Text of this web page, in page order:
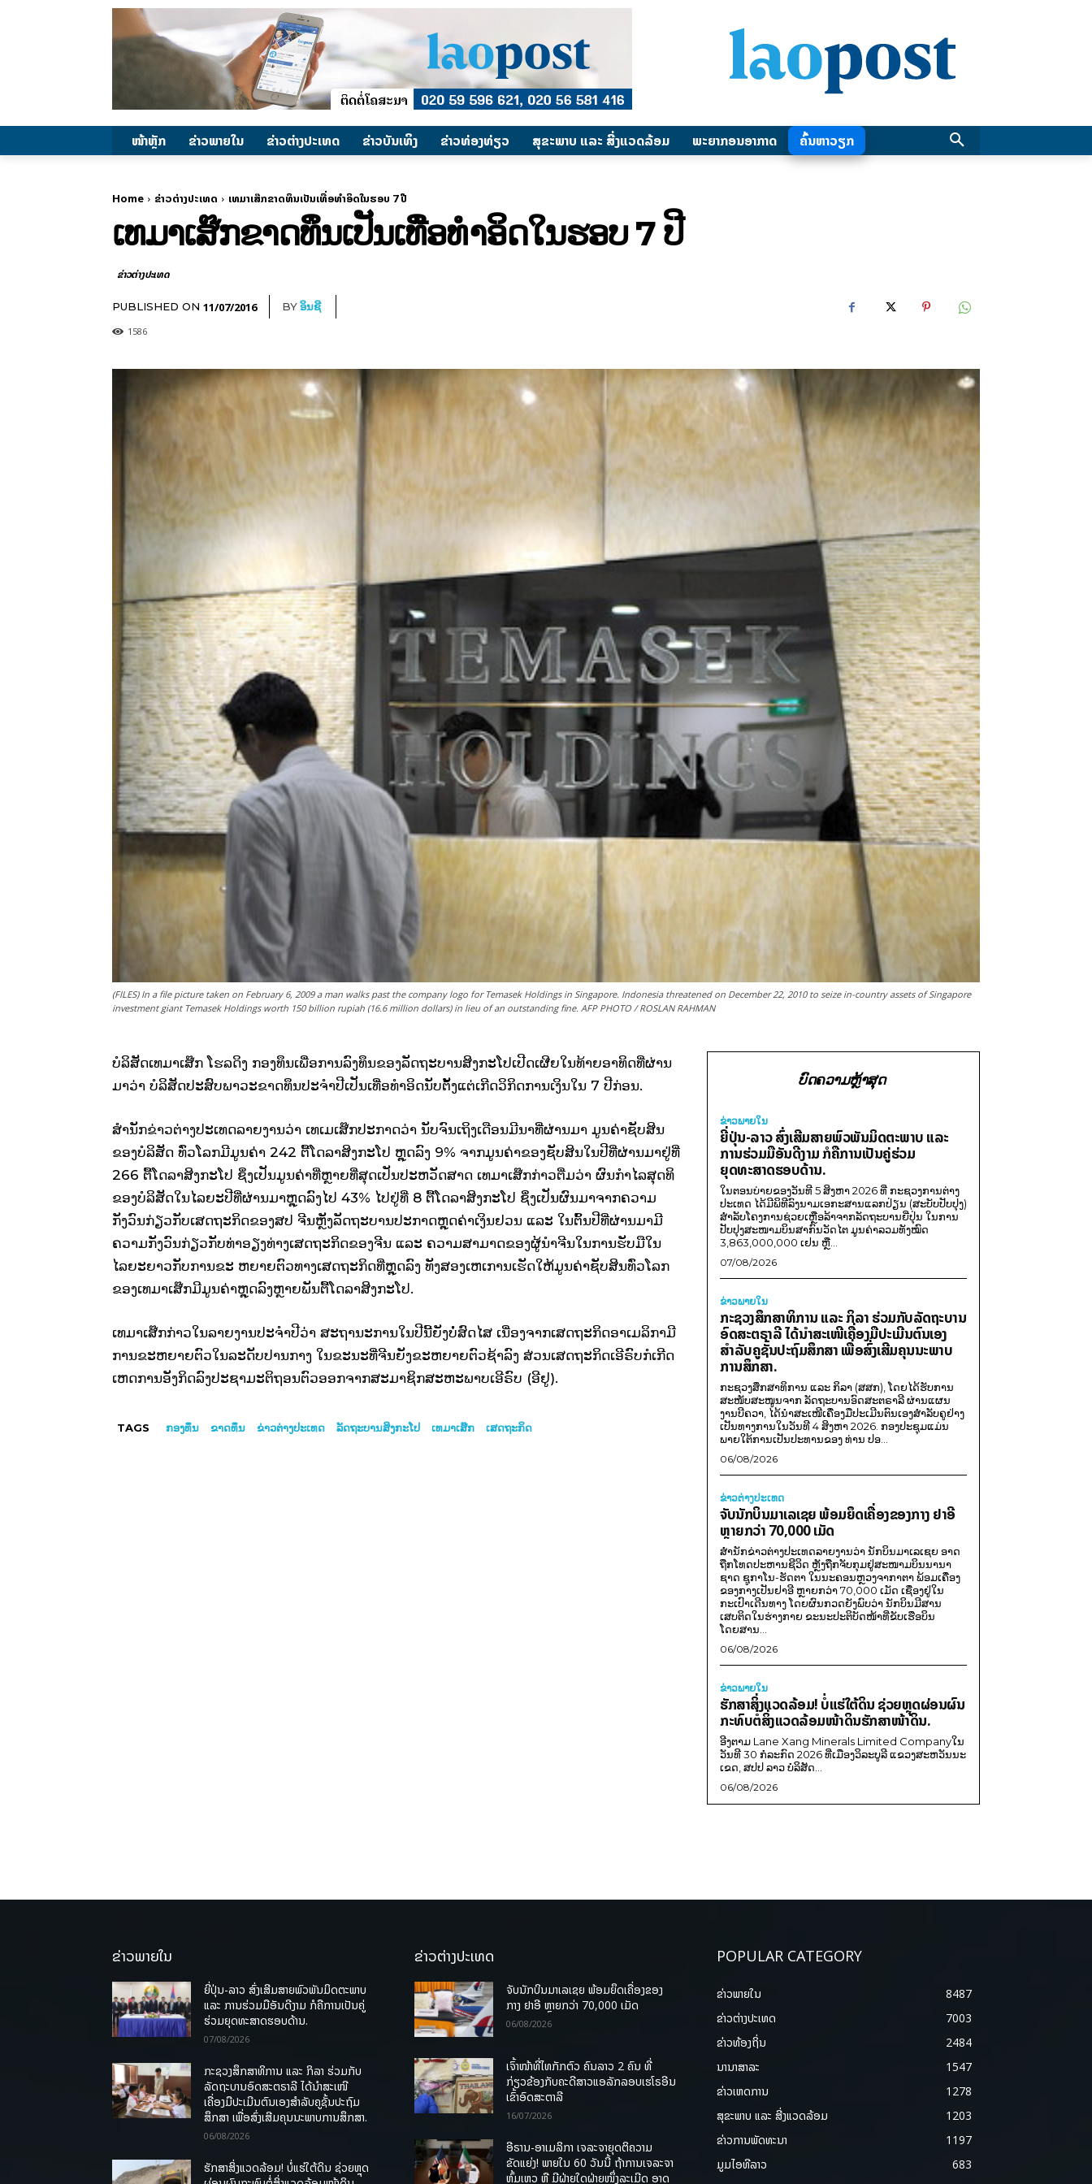
ໜ້າຫຼັກ ຂ່າວພາຍ​ໃນ ຂ່າວຕ່າງປະເທດ ​ຂ່າວບັນເທິງ ​ຂ່າວທ່ອງທ່ຽວ ສຸຂະພາບ ແລະ ສີ່ງແວດລ້ອມ ພະຍາກອນອາກາດ ຄົ້ນຫາວຽກ
Home ຂ່າວຕ່າງປະເທດ ເທ​ມາ​ເສ໊ກຂາດທຶນ​ເປັນ​ເທື່ອ​ທຳ​ອິດ​ໃນ​ຮອບ 7 ປີ
ເທ​ມາ​ເສ໊ກຂາດທຶນ​ເປັນ​ເທື່ອ​ທຳ​ອິດ​ໃນ​ຮອບ 7 ປີ
ຂ່າວຕ່າງປະເທດ
PUBLISHED ON 11/07/2016 BYອິນຊີ
1586
(FILES) In a file picture taken on February 6, 2009 a man walks past the company logo for Temasek Holdings in Singapore. Indonesia threatened on December 22, 2010 to seize in-country assets of Singapore
investment giant Temasek Holdings worth 150 billion rupiah (16.6 million dollars) in lieu of an outstanding fine. AFP PHOTO / ROSLAN RAHMAN
ບໍລິສັດ​ເທ​ມາ​ເສ໊ກ ​ໂຮ​ລດິງ ກອງ​ທຶນ​ເພື່ອ​ການ​ລົງທຶນ​ຂອງ​ລັດຖະບານ​ສິງກະ​ໂປ​ເປີດ​ເຜີຍ​ໃນ​ທ້າຍ​ອາທິດ​ທີ່​ຜ່ານ​
ມາ​ວ່າ ບໍລິສັດ​ປະສົບ​ພາວະ​ຂາດທຶນ​ປະຈຳ​ປີ​ເປັນ​ເທື່ອ​ທຳ​ອິດ​ນັບ​ຕັ້ງ​​ແຕ່​ເກີດ​ວິ​ກິດ​ການ​ເງິນ​ໃນ 7 ປີ​ກ່ອນ.
ສຳນັກຂ່າວຕ່າງປະ​ເທດ​ລາຍ​ງານ​ວ່າ ​ເທ​ເມ​ເສ໊ກປະກາດ​ວ່າ ນັບ​ຈົນ​ເຖິງ​ເດືອນ​ມີນາ​ທີ່​ຜ່ານ​ມາ ມູນ​ຄ່າ​ຊັບ​ສິນ​
ຂອງ​ບໍລິສັດ ທົ່ວ​ໂລກ​ມີ​ມູນ​ຄ່າ 242 ຕື້​ໂດ​ລາ​ສິງກະ​ໂປ ຫຼຸດ​ລົງ 9% ຈາກ​ມູນ​ຄ່າ​ຂອງ​ຊັບ​ສິນ​ໃນ​ປີ​ທີ່​ຜ່ານມາ​ຢູ່​ທີ່
266 ຕື້​ໂດ​ລາ​ສິງກະ​ໂປ ຊຶ່ງ​ເປັນ​ມູນ​ຄ່າ​ທີ່​ຫຼາຍ​ທີ່​ສຸດ​ເປັນ​ປະຫວັດສາດ ​ເທ​ມາ​ເສ໊ກກ່າວ​ຕື່ມ​ວ່າ ຜົນ​ກຳ​ໄລ​ສຸດທິ​
ຂອງ​ບໍລິສັດ​ໃນ​ໄລຍະ​ປີ​ທີ່​ຜ່ານ​ມາ​ຫຼຸດ​ລົງ​ໄປ 43% ​ໄປ​ຢູ່​ທີ່ 8 ຕື້​ໂດ​ລາ​ສິງກະ​ໂປ ຊຶ່ງ​ເປັນ​ຜົນ​ມາ​ຈາກ​ຄວາມ​
ກັງວົນ​ກ່ຽວ​ກັບ​ເສດຖະກິດ​ຂອງ​ສປ ຈີນ​ຫຼັງ​ລັດຖະບານ​ປະກາດຫຼຸດ​ຄ່າ​ເງິນ​ຢວນ ​ແລະ ​ໃນ​ຕົ້ນ​ປີ​ທີ່​ຜ່ານ​ມາ​ມີ​
ຄວາມ​ກັງວົນ​ກ່ຽວ​ກັບ​ທ່າ​ອຽງ​ທ່າ​ງ​ເສດຖະກິດ​ຂອງ​ຈີນ ​ແລະ ຄວາມ​ສາມາດ​ຂອງ​ຜູ້ນຳ​ຈີນ​ໃນ​ການ​ຮັບ​ມື​ໃນ​
ໄລຍະ​ຍາວ​ກັບ​ການ​ຂະ ຫຍາຍຕົວ​ທາງ​ເສດຖະກິດ​ທີ່​ຫຼຸດ​ລົງ ທັງ​ສອງ​ເຫ​ເການ​ເຮັດ​ໃຫ້​ມູນ​ຄ່າ​ຊັບ​ສິນ​ທົ່ວ​ໂລກ​
ຂອງ​ເທ​ມາ​ເສ໊ກມີ​ມູນ​ຄ່າ​ຫຼຸດ​ລົງ​ຫຼາຍ​ພັນ​ຕື້​ໂດ​ລາ​ສິງກະ​ໂປ.
​ເທ​ມາ​ເສ໊ກ​ກ່າວ​​ໃນ​ລາຍ​ງານ​ປະຈຳ​ປີ​ວ່າ ສະຖານະ​ການ​ໃນ​ປີ​ນີ້​ຍັງ​ບໍ່​ສົດ​ໄສ ​ເນື່ອງ​ຈາກ​ເສດຖະກິດ​ອາ​ເມ​ລິ​ກາ​ມີ​
ການ​ຂະ​ຫຍາ​ຍຕົວ​ໃນ​ລະດັບ​ປານ​ກາງ ​ໃນ​ຂະນະ​ທີ່​ຈີນ​ຍັງ​ຂະຫຍາຍຕົວ​ຊ້າ​ລົງ ສ່ວນ​ເສດຖະກິດ​ເອີຣົບກໍ​ເກີດ​
ເຫດການ​ອັງກິດ​ລົງ​ປະຊາ​ມະຕິ​ຖອນ​ຕົວ​ອອກ​ຈາກ​ສະມາຊິກ​ສະຫະພາບ​ເອີຣົບ (ອີ​ຢູ).
TAGS ກອງ​ທຶນ​ ຂາດທຶນ ຂ່າວ​ຕ່າງ​ປະເທດ ​ລັດຖະບານ​ສິງກະ​ໂປ ເທມາເສ໊ກ ເສດ​ຖະ​ກິດ
ບົດຄວາມຫຼ້າສຸດ
ຂ່າວພາຍ​ໃນ
ຍີ່ປຸ່ນ-ລາວ ສົ່ງເສີມສາຍພົວພັນມິດຕະພາບ ແລະ
ການຮ່ວມມືອັນດີງາມ ກໍຄືການເປັນຄູ່ຮ່ວມ
ຍຸດທະສາດຮອບດ້ານ.
ໃນຕອນບ່າຍຂອງວັນທີ 5 ສິງຫາ 2026 ທີ່ ກະຊວງການຕ່າງ
ປະເທດ ໄດ້ມີພິທີລົງນາມເອກະສານແລກປ່ຽນ (ສະບັບປັບປຸງ)
ສໍາລັບໂຄງການຊ່ວຍເຫຼືອລ້າຈາກລັດຖະບານຍີ່ປຸ່ນ ໃນການ
ປັບປຸງສະໜາມບິນສາກົນວັດໄຕ ມູນຄ່າລວມທັງໝົດ
3,863,000,000 ເຢນ ຫຼື...
07/08/2026
ຂ່າວພາຍ​ໃນ
ກະຊວງສຶກສາທິການ ແລະ ກິລາ ຮ່ວມກັບລັດຖະບານ
ອົດສະຕຣາລີ ໄດ້ນຳສະເໜີເຄື່ອງມືປະເມີນຕົນເອງ
ສຳລັບຄູຊັ້ນປະຖົມສຶກສາ ເພື່ອສົ່ງເສີມຄຸນນະພາບ
ການສຶກສາ.
ກະຊວງສຶກສາທິການ ແລະ ກິລາ (ສສກ), ໂດຍໄດ້ຮັບການ
ສະໜັບສະໜູນຈາກ ລັດຖະບານອົດສະຕຣາລີ ຜ່ານແຜນ
ງານບີຄວາ, ໄດ້ນຳສະເໜີເຄື່ອງມືປະເມີນຕົນເອງສຳລັບຄູຢ່າງ
ເປັນທາງການໃນວັນທີ 4 ສິງຫາ 2026. ກອງປະຊຸມແມ່ນ
ພາຍໃຕ້ການເປັນປະທານຂອງ ທ່ານ ປອ...
06/08/2026
ຂ່າວຕ່າງປະເທດ
ຈັບນັກບິນມາເລເຊຍ ພ້ອມຍຶດເຄື່ອງຂອງກາງ ຢາອີ
ຫຼາຍກວ່າ 70,000 ເມັດ
ສຳນັກຂ່າວຕ່າງປະເທດລາຍງານວ່າ ນັກບິນມາເລເຊຍ ອາດ
ຖືກໂທດປະຫານຊີວິດ ຫຼັງຖືກຈັບກຸມຢູ່ສະໜາມບິນນານາ
ຊາດ ຊູກາໂນ-ຮັດຕາ ໃນນະຄອນຫຼວງຈາກາຕາ ພ້ອມເຄື່ອງ
ຂອງກາງເປັນຢາອີ ຫຼາຍກວ່າ 70,000 ເມັດ ເຊື່ອງຢູ່ໃນ
ກະເປົາເດີນທາງ ໂດຍຜົນກວດຍັງພົບວ່າ ນັກບິນມີສານ
ເສບຕິດໃນຮ່າງກາຍ ຂະນະປະຕິບັດໜ້າທີ່ຂັບເຮືອບິນ
ໂດຍສານ...
06/08/2026
ຂ່າວພາຍ​ໃນ
ຮັກສາສິ່ງແວດລ້ອມ! ບໍ່ແຮ່ໃຕ້ດິນ ຊ່ວຍຫຼຸດຜ່ອນຜົນ
ກະທົບຕໍ່ສິ່ງແວດລ້ອມໜ້າດິນຮັກສາໜ້າດິນ.
ອີງຕາມ Lane Xang Minerals Limited Companyໃນ
ວັນທີ 30 ກໍລະກົດ 2026 ທີ່ເມືອງວິລະບູລີ ແຂວງສະຫວັນນະ
ເຂດ, ສປປ ລາວ ບໍລິສັດ...
06/08/2026
ຂ່າວພາຍໃນ
ຍີ່ປຸ່ນ-ລາວ ສົ່ງເສີມສາຍພົວພັນມິດຕະພາບ
ແລະ ການຮ່ວມມືອັນດີງາມ ກໍຄືການເປັນຄູ່
ຮ່ວມຍຸດທະສາດຮອບດ້ານ.
07/08/2026
ກະຊວງສຶກສາທິການ ແລະ ກິລາ ຮ່ວມກັບ
ລັດຖະບານອົດສະຕຣາລີ ໄດ້ນຳສະເໜີ
ເຄື່ອງມືປະເມີນຕົນເອງສຳລັບຄູຊັ້ນປະຖົມ
ສຶກສາ ເພື່ອສົ່ງເສີມຄຸນນະພາບການສຶກສາ.
06/08/2026
ຮັກສາສິ່ງແວດລ້ອມ! ບໍ່ແຮ່ໃຕ້ດິນ ຊ່ວຍຫຼຸດ
ຂ່າວຕ່າງປະເທດ
ຈັບນັກບິນມາເລເຊຍ ພ້ອມຍຶດເຄື່ອງຂອງ
ກາງ ຢາອີ ຫຼາຍກວ່າ 70,000 ເມັດ
06/08/2026
ເຈົ້າໜ້າທີ່ໄທກັກຕົວ ຄົນລາວ 2 ຄົນ ທີ່
ກ່ຽວຂ້ອງກັບຄະດີສາວແອລັກລອບເຮໂຣອີນ
ເຂົ້າອົດສະຕາລີ
16/07/2026
ອີຣານ-ອາເມລິກາ ເຈລະຈາຍຸດຕິຄວາມ
ຂັດແຍ່ງ! ພາຍໃນ 60 ວັນນີ້ ຖ້າການເຈລະຈາ
ຫຼົ້ມເຫຼວ ຫຼື ມີຝ່າຍໃດຝ່າຍໜຶ່ງລະເມີດ ອາດ
POPULAR CATEGORY
ຂ່າວພາຍ​ໃນ
8487
ຂ່າວຕ່າງປະເທດ
7003
ຂ່າວທ້ອງຖິ່ນ
2484
ນານາສາລະ
1547
ຂ່າວເຫດການ
1278
ສຸຂະພາບ ແລະ ສີ່ງແວດລ້ອມ
1203
ຂ່າວການພັດທະນາ
1197
ມູມໄອທີລາວ
683